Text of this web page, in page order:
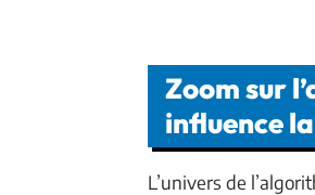
Zoom sur
influence
L’univers de